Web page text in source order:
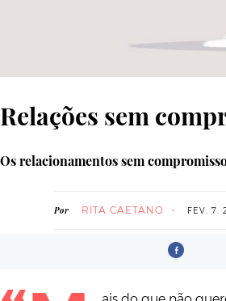
Relações sem
Os relacionamentos sem
Por RITA CAETANO FEV. 7.